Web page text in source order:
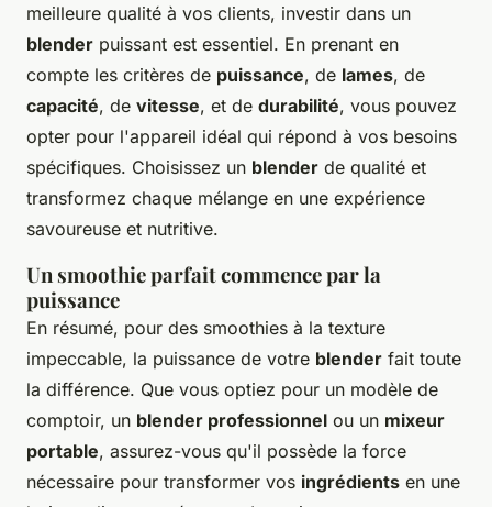
meilleure qualité à vos clients, investir dans un
blender puissant est essentiel. En prenant en
compte les critères de puissance, de lames, de
capacité, de vitesse, et de durabilité, vous pouvez
opter pour l'appareil idéal qui répond à vos besoins
spécifiques. Choisissez un blender de qualité et
transformez chaque mélange en une expérience
savoureuse et nutritive.
Un smoothie parfait commence par la
puissance
En résumé, pour des smoothies à la texture
impeccable, la puissance de votre blender fait toute
la différence. Que vous optiez pour un modèle de
comptoir, un blender professionnel ou un mixeur
portable, assurez-vous qu'il possède la force
nécessaire pour transformer vos ingrédients en une